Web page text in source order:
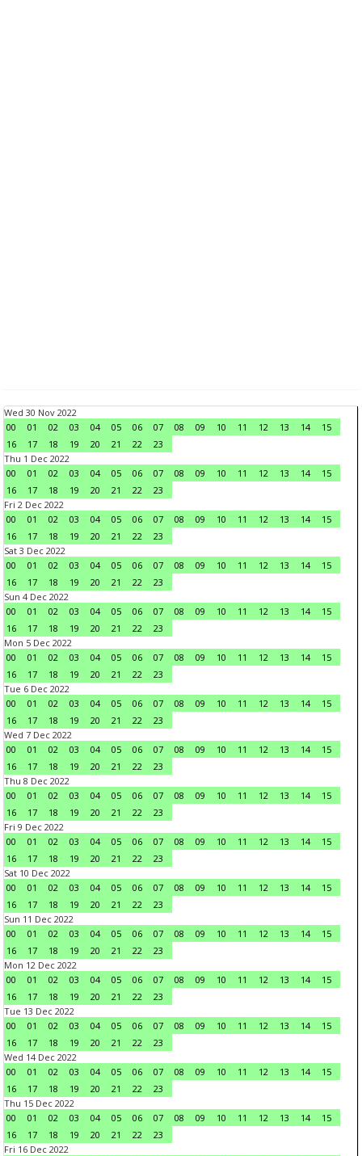
Wed 30 Nov 2022
00
01 02 03 04 05 06 07 08 09 10 11 12 13 14
15
16
17 18 19 20 21 22
23
Thu 1 Dec 2022
00
01 02 03 04 05 06 07 08 09 10 11 12 13 14
15
16
17 18 19 20 21 22
23
Fri 2 Dec 2022
00
01 02 03 04 05 06 07 08 09 10 11 12 13 14
15
16
17 18 19 20 21 22
23
Sat 3 Dec 2022
00
01 02 03 04 05 06 07 08 09 10 11 12 13 14
15
16
17 18 19 20 21 22
23
Sun 4 Dec 2022
00
01 02 03 04 05 06 07 08 09 10 11 12 13 14
15
16
17 18 19 20 21 22
23
Mon 5 Dec 2022
00
01 02 03 04 05 06 07 08 09 10 11 12 13 14
15
16
17 18 19 20 21 22
23
Tue 6 Dec 2022
00
01 02 03 04 05 06 07 08 09 10 11 12 13 14
15
16
17 18 19 20 21 22
23
Wed 7 Dec 2022
00
01 02 03 04 05 06 07 08 09 10 11 12 13 14
15
16
17 18 19 20 21 22
23
Thu 8 Dec 2022
00
01 02 03 04 05 06 07 08 09 10 11 12 13 14
15
16
17 18 19 20 21 22
23
Fri 9 Dec 2022
00
01 02 03 04 05 06 07 08 09 10 11 12 13 14
15
16
17 18 19 20 21 22
23
Sat 10 Dec 2022
00
01 02 03 04 05 06 07 08 09 10 11 12 13 14
15
16
17 18 19 20 21 22
23
Sun 11 Dec 2022
00
01 02 03 04 05 06 07 08 09 10 11 12 13 14
15
16
17 18 19 20 21 22
23
Mon 12 Dec 2022
00
01 02 03 04 05 06 07 08 09 10 11 12 13 14
15
16
17 18 19 20 21 22
23
Tue 13 Dec 2022
00
01 02 03 04 05 06 07 08 09 10 11 12 13 14
15
16
17 18 19 20 21 22
23
Wed 14 Dec 2022
00
01 02 03 04 05 06 07 08 09 10 11 12 13 14
15
16
17 18 19 20 21 22
23
Thu 15 Dec 2022
00
01 02 03 04 05 06 07 08 09 10 11 12 13 14
15
16
17 18 19 20 21 22
23
Fri 16 Dec 2022